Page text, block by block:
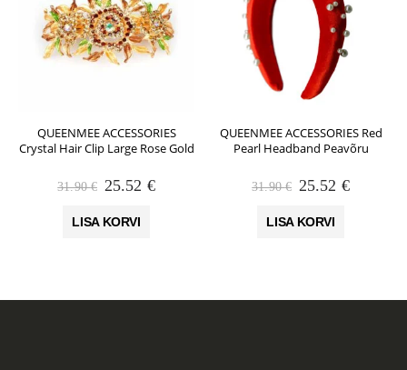
QUEENMEE ACCESSORIES
Crystal Hair Clip Large Rose Gold
31.90€ Algne
oli:
25.52 €Praegune
LISA KORVI
QUEENMEE ACCESSORIES Red
Pearl Headband Peavõru
31.90€ Algne
oli:
25.52 €
LISA KORVI